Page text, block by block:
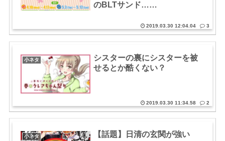
のBLTサンド……
2019.03.30 12:04.04 3
小ネタ
シスターの裏にシスターを被
せるとか酷くない？
2019.03.30 11:34.58 2
小ネタ 【話題】日清の玄関が強い